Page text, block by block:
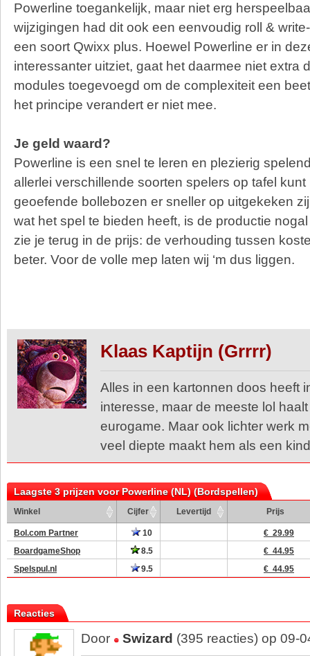
Powerline toegankelijk, maar niet erg
wijzigingen had dit ook een eenvoudig roll &
een soort Qwixx plus. Hoewel Powerline er in
interessanter uitziet, gaat het daarmee niet extra
modules toegevoegd om de complexiteit een
het principe verandert er niet mee.
Je geld waard?
Powerline is een snel te leren en plezierig
allerlei verschillende soorten spelers op tafel
geoefende bollebozen er sneller op uitgekeken
wat het spel te bieden heeft, is de productie
zie je terug in de prijs: de verhouding tussen
beter. Voor de volle mep laten wij ‘m dus liggen.
Klaas Kaptijn (Grrrr)
Alles in een kartonnen doos heeft
interesse, maar de meeste lol
eurogame. Maar ook lichter werk
veel diepte maakt hem als een
Laagste 3 prijzen voor Powerline (NL) (Bordspellen)
Winkel Cijfer Levertijd Prijs
Bol.com Partner 10
€ 29.99
BoardgameShop
8.5
€ 44.95
Spelspul.nl
9.5 € 44.95
Reacties
Door Swizard (395 reacties) op 09-